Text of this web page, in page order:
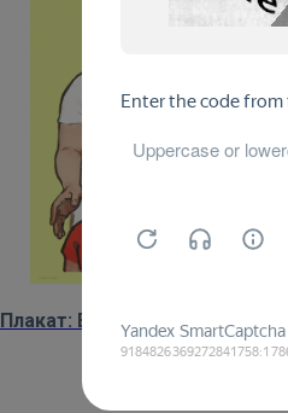
Плакат: В жизнь — к разуму и
свету!